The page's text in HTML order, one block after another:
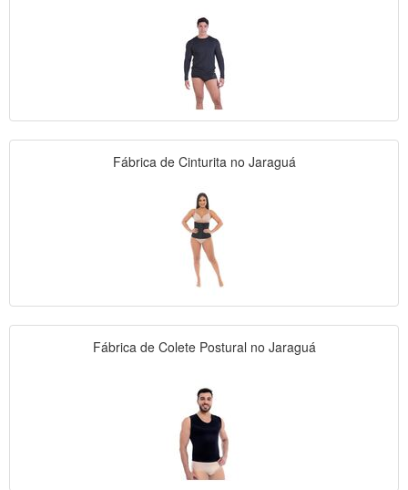
Fábrica de Cinturita no Jaraguá
Fábrica de Colete Postural no Jaraguá